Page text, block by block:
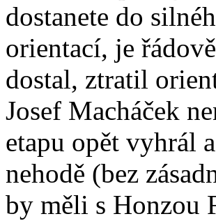
dostanete do
orientací, je
dostal, ztratil
Josef Macháček
etapu opět vyhrál
nehodě (bez
by měli s Honzou